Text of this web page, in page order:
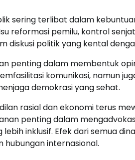
sering terlibat dalam
reformasi pemilu, kontrol
diskusi politik yang kental
penting dalam membentuk
komunikasi, namun
demokrasi yang sehat.
rasial dan ekonomi terus
penting dalam
inklusif. Efek dari semua
hubungan internasional.